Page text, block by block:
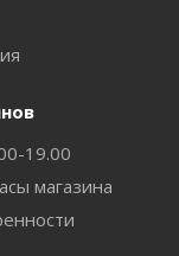
19.00
магазина